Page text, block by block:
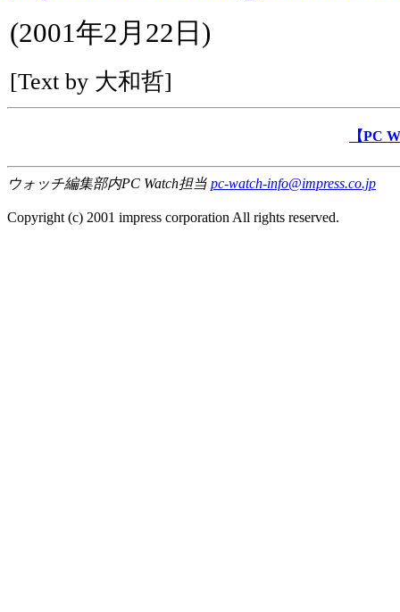
(2001年2月22日)
[Text by 大和哲]
【PC
ウォッチ編集部内PC Watch担当 pc-watch-info@impress.co.jp
Copyright (c) 2001 impress corporation All rights reserved.